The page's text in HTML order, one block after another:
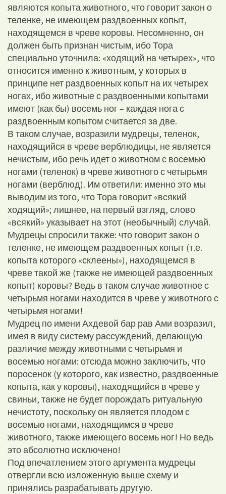
являются копыта животного, что говорит закон о
теленке, не имеющем раздвоенных копыт,
находящемся в чреве коровы. Несомненно, он
должен быть признан чистым, ибо Тора
специально уточнила: «ходящий на четырех», что
относится именно к животным, у которых в
принципе нет раздвоенных копыт на их четырех
ногах, ибо животные с раздвоенными копытами
имеют (как бы) восемь ног – каждая нога с
раздвоенным копытом считается за две.
В таком случае, возразили мудрецы, теленок,
находящийся в чреве верблюдицы, не является
нечистым, ибо речь идет о животном с восемью
ногами (теленок) в чреве животного с четырьмя
ногами (верблюд). Им ответили: именно это мы
выводим из того, что Тора говорит «всякий
ходящий»; лишнее, на первый взгляд, слово
«всякий» указывает на этот (необычный) случай.
Мудрецы спросили также: что говорит закон о
теленке, не имеющем раздвоенных копыт (т.е.
копыта которого «склеены»), находящемся в
чреве такой же (также не имеющей раздвоенных
копыт) коровы? Ведь в таком случае животное с
четырьмя ногами находится в чреве у животного с
четырьмя ногами!
Мудрец по имени Ахдевой бар рав Ами возразил,
имея в виду систему рассуждений, делающую
различие между животными с четырьмя и
восемью ногами: отсюда можно заключить, что
поросенок (у которого, как известно, раздвоенные
копыта, как у коровы), находящийся в чреве у
свиньи, также не будет порождать ритуальную
нечистоту, поскольку он является плодом с
восемью ногами, находящимся в чреве
животного, также имеющего восемь ног! Но ведь
это абсолютно исключено!
Под впечатлением этого аргумента мудрецы
отвергли всю изложенную выше схему и
принялись разрабатывать другую.